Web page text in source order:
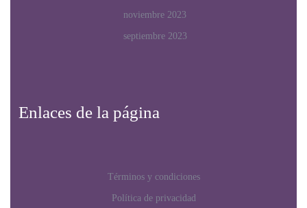
noviembre 2023
septiembre 2023
Enlaces de la página
Términos y condiciones
Política de privacidad